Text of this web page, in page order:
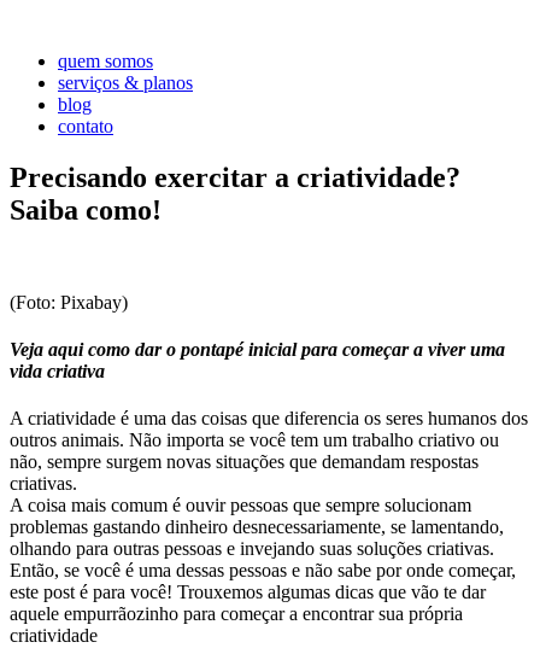
quem somos
serviços & planos
blog
contato
Precisando exercitar a criatividade?
Saiba como!
(Foto: Pixabay)
Veja aqui como dar o pontapé inicial para começar a viver uma
vida criativa
A criatividade é uma das coisas que diferencia os seres humanos dos
outros animais. Não importa se você tem um trabalho criativo ou
não, sempre surgem novas situações que demandam respostas
criativas.
A coisa mais comum é ouvir pessoas que sempre solucionam
problemas gastando dinheiro desnecessariamente, se lamentando,
olhando para outras pessoas e invejando suas soluções criativas.
Então, se você é uma dessas pessoas e não sabe por onde começar,
este post é para você! Trouxemos algumas dicas que vão te dar
aquele empurrãozinho para começar a encontrar sua própria
criatividade